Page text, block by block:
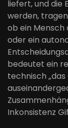
liefert, und die
werden,
ob ein Mensch
oder ein
bedeutet ein
technisch
Inkonsistenz